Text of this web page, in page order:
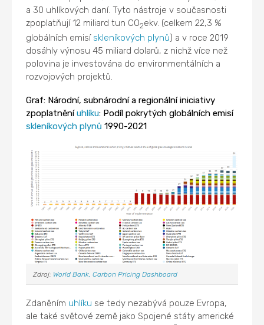
a 30 uhlíkových daní. Tyto nástroje v současnosti
zpoplatňují 12 miliard tun CO2ekv. (celkem 22,3 %
globálních emisí skleníkových plynů) a v roce 2019
dosáhly výnosu 45 miliard dolarů, z nichž více než
polovina je investována do environmentálních a
rozvojových projektů.
Graf: Národní, subnárodní a regionální iniciativy
zpoplatněníuhlíku: Podíl pokrytých globálních emisí
skleníkových plynů 1990-2021
Zdroj: World Bank, Carbon Pricing Dashboard
Zdaněním uhlíku se tedy nezabývá pouze Evropa,
ale také světové země jako Spojené státy americké